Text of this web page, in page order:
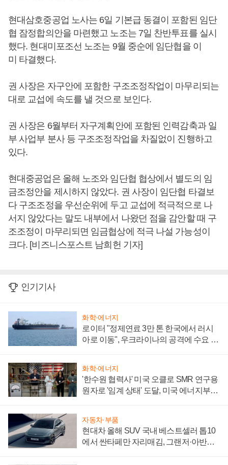
현대삼호중공업 노사는 6일 기본급 동결이 포함된 임단
협 잠정합의안을 마련했고 노조는 7일 찬반투표를 실시
했다. 현대미포조선 노조는 9월 중순에 임단협을 이
미 타결했다.
권 사장은 자구안에 포함한 구조조정작업이 마무리되는
대로 교섭에 속도를 낼 것으로 보인다.
권 사장은 6월부터 자구계획안에 포함된 인력감축과 일
부 사업부 분사 등 구조조정작업을 차질없이 진행하고
있다.
현대중공업은 올해 노조와 임단협 협상에서 별도의 임
금조정안을 제시하지 않았다. 권 사장이 임단협 타결보
다 구조조정을 우선순위에 두고 교섭에 적극적으로 나
서지 않았다는 말도 내부에서 나왔던 점을 감안할 때 구
조조정이 마무리되면 임금협상에 적극 나설 가능성이
크다. [비즈니스포스트 남희헌 기자]
인기기사
화학·에너지
로이터 "정제연료 3만 톤 한국에서 러시
아로 이동", 우크라이나의 공격에 수요 늘
화학·에너지
'한수원 협력사' 미국 오클로 SMR 연구용
원자로 '임계 상태' 도달, 미국 에너지부
자동차·부품
현대차 올해 SUV 국내 베스트셀러 톱10
에서 싼타페만 자리매김, 그랜저·아반떼